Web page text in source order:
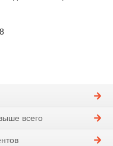
всего